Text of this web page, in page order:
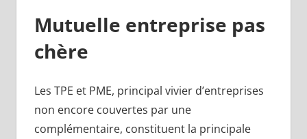
Mutuelle entreprise pas
chère
Les TPE et PME, principal vivier d’entreprises
non encore couvertes par une
complémentaire, constituent la principale